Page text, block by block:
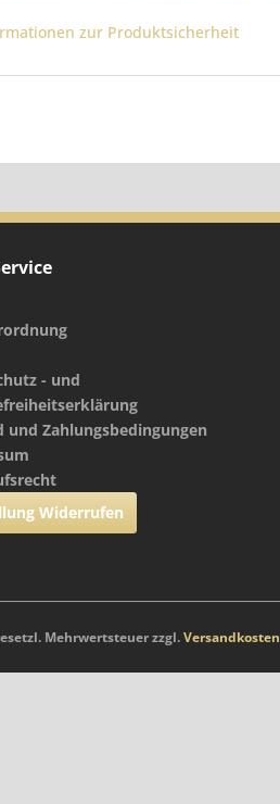
zur Produktsicherheit
- und
und Zahlungsbedingungen
Widerrufen
Mehrwertsteuer zzgl.Versandkosten